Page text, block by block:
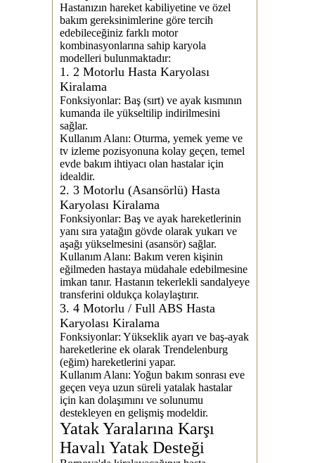
Hastanızın hareket kabiliyetine ve özel
bakım gereksinimlerine göre tercih
edebileceğiniz farklı motor
kombinasyonlarına sahip karyola
modelleri bulunmaktadır:
1. 2 Motorlu Hasta Karyolası
Kiralama
Fonksiyonlar: Baş (sırt) ve ayak kısmının
kumanda ile yükseltilip indirilmesini
sağlar.
Kullanım Alanı: Oturma, yemek yeme ve
tv izleme pozisyonuna kolay geçen, temel
evde bakım ihtiyacı olan hastalar için
idealdir.
2. 3 Motorlu (Asansörlü) Hasta
Karyolası Kiralama
Fonksiyonlar: Baş ve ayak hareketlerinin
yanı sıra yatağın gövde olarak yukarı ve
aşağı yükselmesini (asansör) sağlar.
Kullanım Alanı: Bakım veren kişinin
eğilmeden hastaya müdahale edebilmesine
imkan tanır. Hastanın tekerlekli sandalyeye
transferini oldukça kolaylaştırır.
3. 4 Motorlu / Full ABS Hasta
Karyolası Kiralama
Fonksiyonlar: Yükseklik ayarı ve baş-ayak
hareketlerine ek olarak Trendelenburg
(eğim) hareketlerini yapar.
Kullanım Alanı: Yoğun bakım sonrası eve
geçen veya uzun süreli yatalak hastalar
için kan dolaşımını ve solunumu
destekleyen en gelişmiş modeldir.
Yatak Yaralarına Karşı
Havalı Yatak Desteği